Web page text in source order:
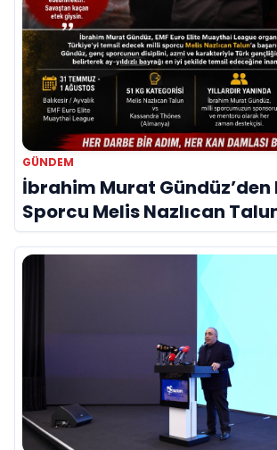
GÜNDEM
İbrahim Murat Gündüz’den
Sporcu Melis Nazlıcan